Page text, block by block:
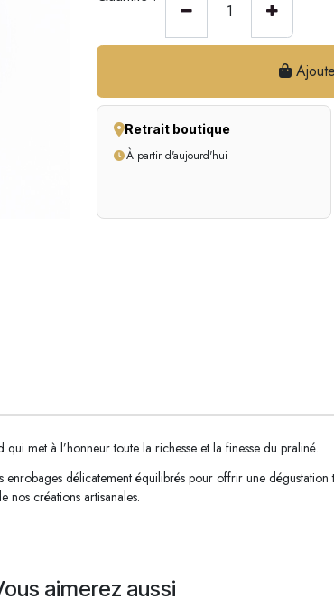
Retrait boutique
À partir d'aujourd'hui
met à l’honneur toute la richesse et la finesse du praliné.
délicatement équilibrés pour offrir une dégustation
nos créations artisanales.
aimerez aussi